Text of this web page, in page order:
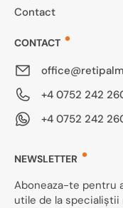
Contact
CONTACT
+4 0752 242
+4 0752 242
NEWSLETTER
Aboneaza-te pentru
utile de la specialiștii